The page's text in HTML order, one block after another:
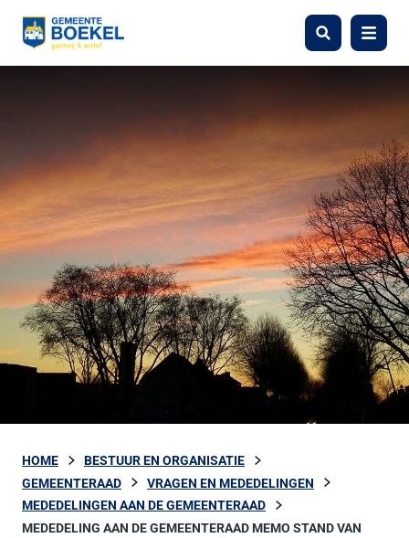
Zoeken Menu
HOME
BESTUUR EN ORGANISATIE
GEMEENTERAAD
VRAGEN EN MEDEDELINGEN
MEDEDELINGEN AAN DE GEMEENTERAAD
MEDEDELING AAN DE GEMEENTERAAD MEMO STAND VAN